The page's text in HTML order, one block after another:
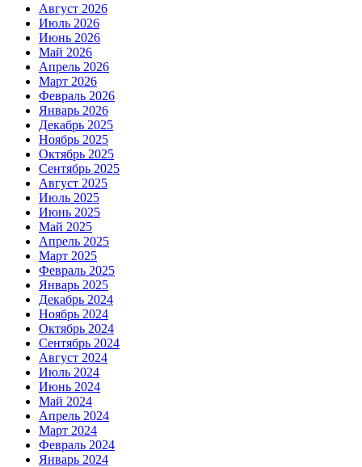
Август 2026
Июль 2026
Июнь 2026
Май 2026
Апрель 2026
Март 2026
Февраль 2026
Январь 2026
Декабрь 2025
Ноябрь 2025
Октябрь 2025
Сентябрь 2025
Август 2025
Июль 2025
Июнь 2025
Май 2025
Апрель 2025
Март 2025
Февраль 2025
Январь 2025
Декабрь 2024
Ноябрь 2024
Октябрь 2024
Сентябрь 2024
Август 2024
Июль 2024
Июнь 2024
Май 2024
Апрель 2024
Март 2024
Февраль 2024
Январь 2024